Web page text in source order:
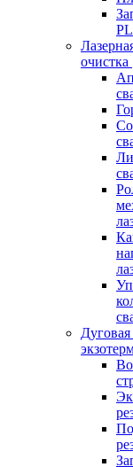
очистка